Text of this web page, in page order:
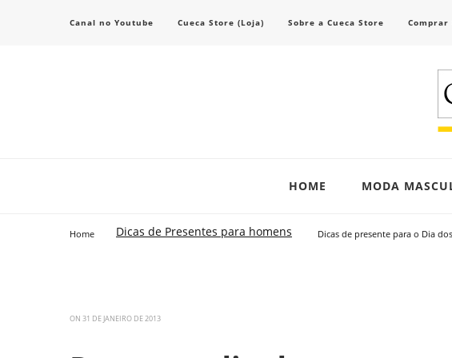
Canal no Youtube Cueca Store (Loja) Sobre a Cueca Store Comprar
HOME MODA
Home Dicas de Presentes para homens Dicas de presente para o Dia
ON 31 DE JANEIRO DE 2013